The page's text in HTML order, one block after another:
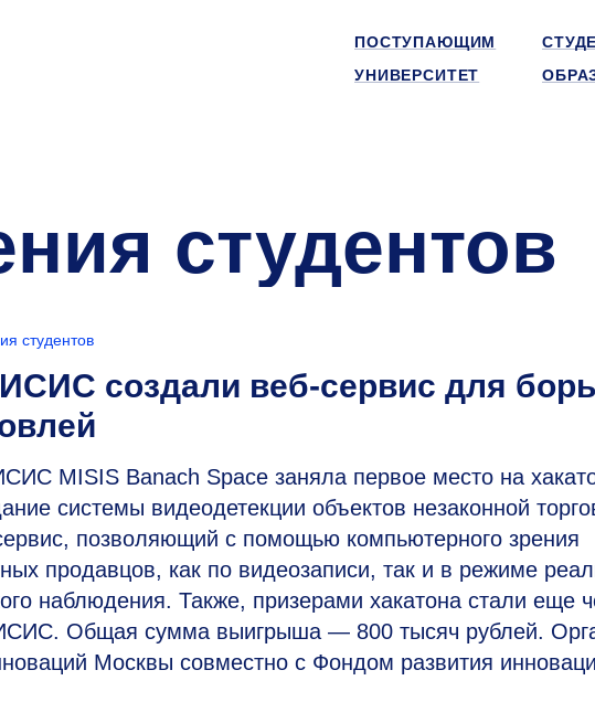
ПОСТУПАЮЩИМ
УНИВЕРСИТЕТ
студентов
студентов
создали веб-сервис для
MISIS Banach Space заняла первое место на
системы видеодетекции объектов незаконной
позволяющий с помощью компьютерного зрения
продавцов, как по видеозаписи, так и в режиме
наблюдения. Также, призерами хакатона стали еще
Общая сумма выигрыша — 800 тысяч рублей.
Москвы совместно с Фондом развития